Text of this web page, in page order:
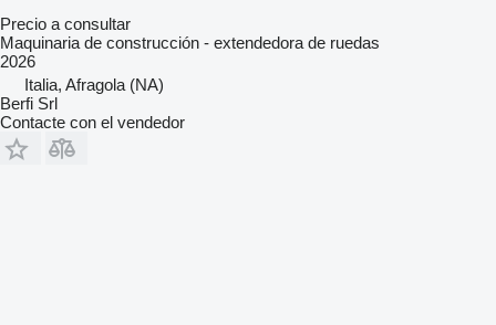
Precio a consultar
Maquinaria de construcción - extendedora de ruedas
2026
Italia, Afragola (NA)
Berfi Srl
Contacte con el vendedor